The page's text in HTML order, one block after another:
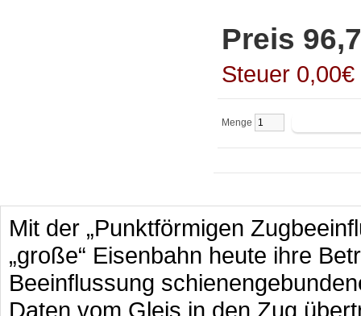
Preis
Steuer 0,00€
Menge
Mit der „Punktförmigen
„große“ Eisenbahn heute ihre
Beeinflussung
Daten vom Gleis in den Zug